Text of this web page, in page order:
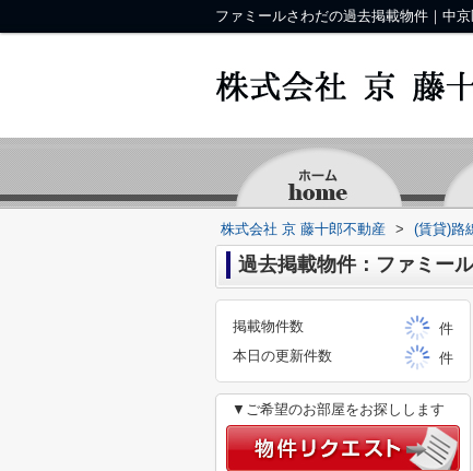
株式会社 京 藤十郎不動産 > (賃貸)路
過去掲載物件：ファミー
掲載物件数
件
本日の更新件数
件
▼ご希望のお部屋をお探しします